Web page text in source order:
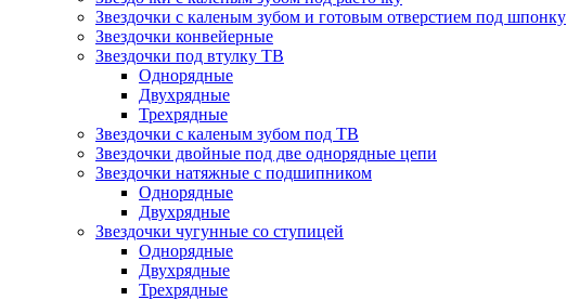
Звездочки с каленым зубом и готовым отверстием под шпонку
Звездочки конвейерные
Звездочки под втулку ТВ
Однорядные
Двухрядные
Трехрядные
Звездочки с каленым зубом под TB
Звездочки двойные под две однорядные цепи
Звездочки натяжные с подшипником
Однорядные
Двухрядные
Звездочки чугунные со ступицей
Однорядные
Двухрядные
Трехрядные